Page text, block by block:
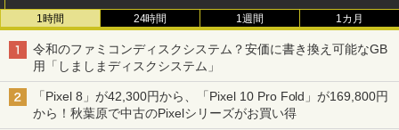
1時間 24時間 1週間 1カ月
令和のファミコンディスクシステム？安価に書き換え可能なGB
用「しましまディスクシステム」
「Pixel 8」が42,300円から、「Pixel 10 Pro Fold」が169,800円
から！秋葉原で中古のPixelシリーズがお買い得